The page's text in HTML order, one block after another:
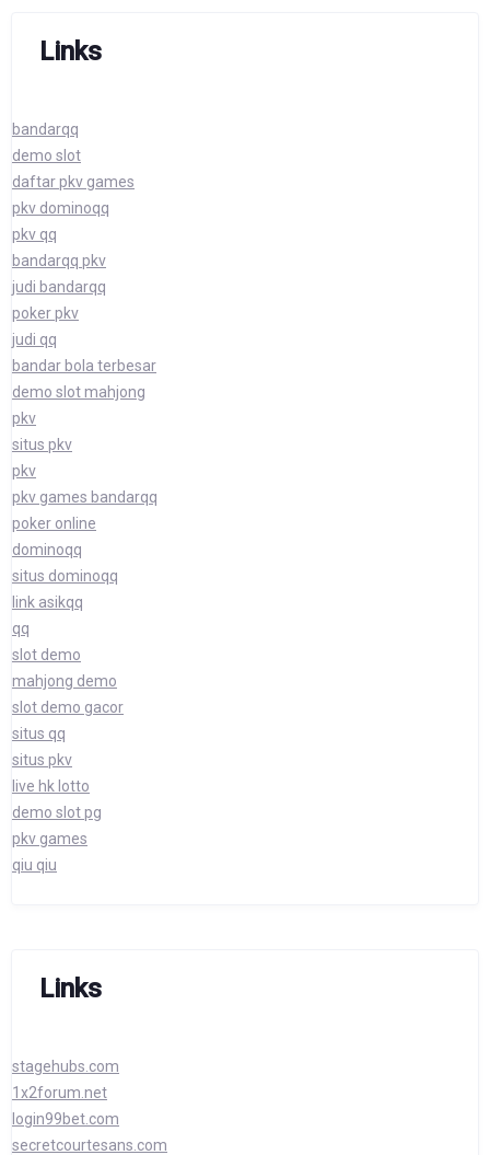
Links
bandarqq
demo slot
daftar pkv games
pkv dominoqq
pkv qq
bandarqq pkv
judi bandarqq
poker pkv
judi qq
bandar bola terbesar
demo slot mahjong
pkv
situs pkv
pkv
pkv games bandarqq
poker online
dominoqq
situs dominoqq
link asikqq
qq
slot demo
mahjong demo
slot demo gacor
situs qq
situs pkv
live hk lotto
demo slot pg
pkv games
qiu qiu
Links
stagehubs.com
1x2forum.net
login99bet.com
secretcourtesans.com